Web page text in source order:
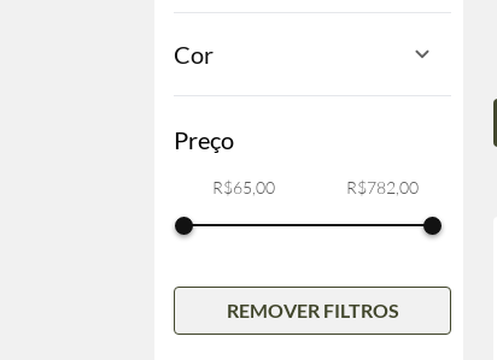
Cor
Preço
REMOVER FILTROS